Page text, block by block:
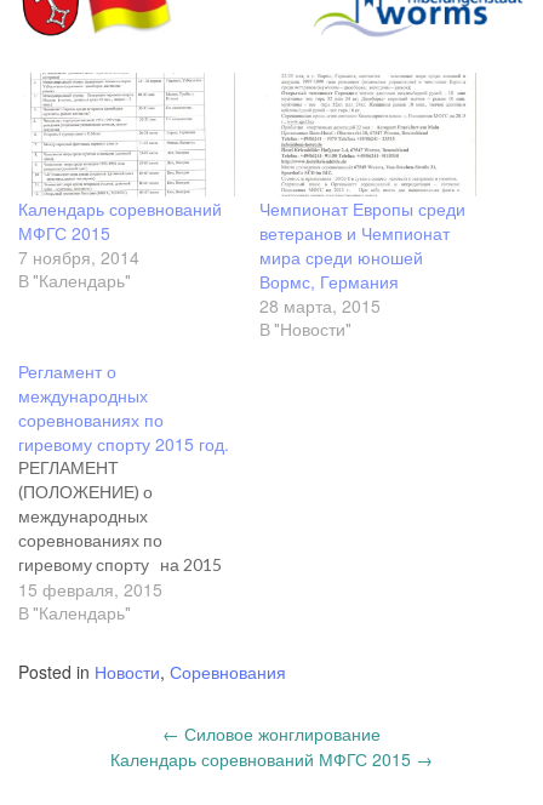
Календарь соревнований
МФГС 2015
7 ноября, 2014
В "Календарь"
Чемпионат Европы среди
ветеранов и Чемпионат
мира среди юношей
Вормс, Германия
28 марта, 2015
В "Новости"
Регламент о
международных
соревнованиях по
гиревому спорту 2015 год.
РЕГЛАМЕНТ
(ПОЛОЖЕНИЕ) о
международных
соревнованиях по
гиревому спорту на 2015
год. Цели и задачи.
Соревнования проводятся
развития и популяризации
гиревого спорта в мире;
победителей ; укрепления
и расширения
15 февраля, 2015
В "Календарь"
Posted in Новости, Соревнования
← Силовое жонглирование
Календарь соревнований МФГС 2015 →